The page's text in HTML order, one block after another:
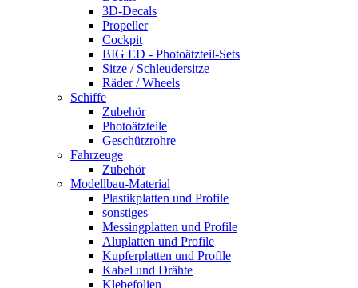
3D-Decals
Propeller
Cockpit
BIG ED - Photoätzteil-Sets
Sitze / Schleudersitze
Räder / Wheels
Schiffe
Zubehör
Photoätzteile
Geschützrohre
Fahrzeuge
Zubehör
Modellbau-Material
Plastikplatten und Profile
sonstiges
Messingplatten und Profile
Aluplatten und Profile
Kupferplatten und Profile
Kabel und Drähte
Klebefolien